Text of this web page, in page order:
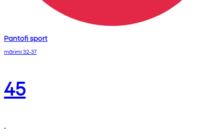
Pantofi sport
mărimi 32-37
45